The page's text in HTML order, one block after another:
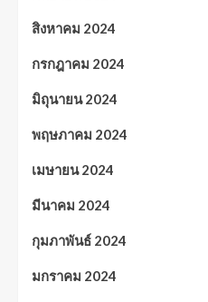
สิงหาคม 2024
กรกฎาคม 2024
มิถุนายน 2024
พฤษภาคม 2024
เมษายน 2024
มีนาคม 2024
กุมภาพันธ์ 2024
มกราคม 2024